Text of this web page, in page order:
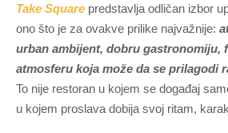
Take Square predstavlja odličan izbor
ono što je za ovakve prilike najvažnije:
urban ambijent, dobru gastronomiju,
atmosferu koja može da se prilagodi
To nije restoran u kojem se događaj
u kojem proslava dobija svoj ritam,